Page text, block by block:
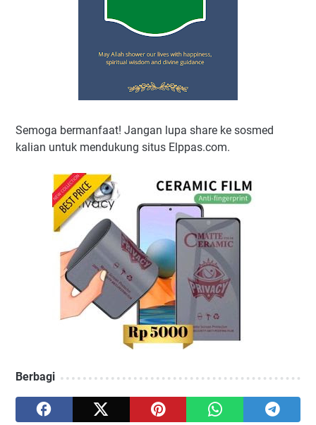
Semoga bermanfaat! Jangan lupa share ke sosmed
kalian untuk mendukung situs Elppas.com.
Berbagi